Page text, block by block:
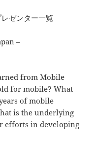
ゼンター一覧
–
from Mobile
for mobile? What
of mobile
is the underlying
efforts in developing